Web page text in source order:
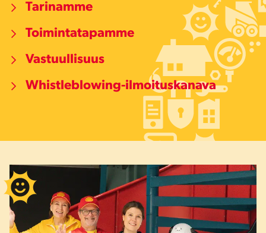
Tarinamme
Toimintatapamme
Vastuullisuus
Whistleblowing-ilmoituskanava